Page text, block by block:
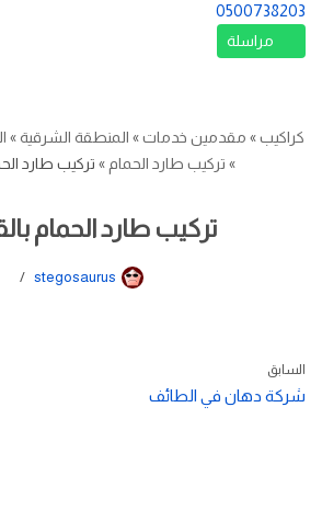
0500738203
مراسلة
كراكيب» مقدمين خدمات» المنطقة الشرقية»
» تركيب طارد الحمام » تركيب طارد
تركيب طارد الحمام
stegosaurus
السابق
شركة دهان في الطائف